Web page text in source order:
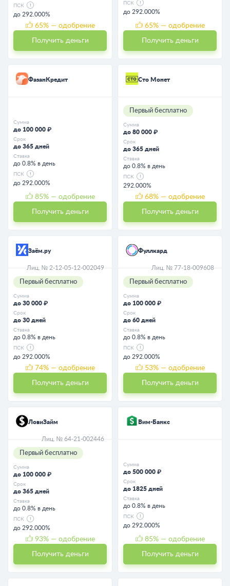
ПСК
до 292.000%
65% — одобрение
Получить деньги
ПСК
до 292.000%
65% — одобрение
Получить деньги
ФазанКредит
Сумма
до 100 000 ₽
Срок
до 365 дней
Ставка
до 0.8% в день
ПСК
до 292.000%
85% — одобрение
Получить деньги
Сто Монет
Первый бесплатно
Сумма
до 80 000 ₽
Срок
до 365 дней
Ставка
до 0.8% в день
ПСК
292.000%
68% — одобрение
Получить деньги
Заём.ру
Лиц. № 2-12-05-12-002049
Первый бесплатно
Сумма
до 30 000 ₽
Срок
до 30 дней
Ставка
до 0.8% в день
ПСК
до 292.000%
74% — одобрение
Получить деньги
Фуллкард
Лиц. № 77-18-009608
Первый бесплатно
Сумма
до 100 000 ₽
Срок
до 60 дней
Ставка
до 0.8% в день
ПСК
до 292.000%
53% — одобрение
Получить деньги
ЛовиЗайм
Лиц. № 64-21-002446
Первый бесплатно
Сумма
до 100 000 ₽
Срок
до 365 дней
Ставка
до 0.8% в день
ПСК
до 292.000%
93% — одобрение
Получить деньги
Вим-Банкс
Сумма
до 500 000 ₽
Срок
до 1825 дней
Ставка
до 0.8% в день
ПСК
до 292.000%
85% — одобрение
Получить деньги